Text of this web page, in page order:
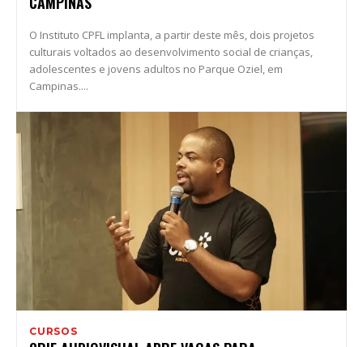
O Instituto CPFL implanta, a partir deste mês, dois projetos
culturais voltados ao desenvolvimento social de crianças,
adolescentes e jovens adultos no Parque Oziel, em
Campinas....
CURSOS